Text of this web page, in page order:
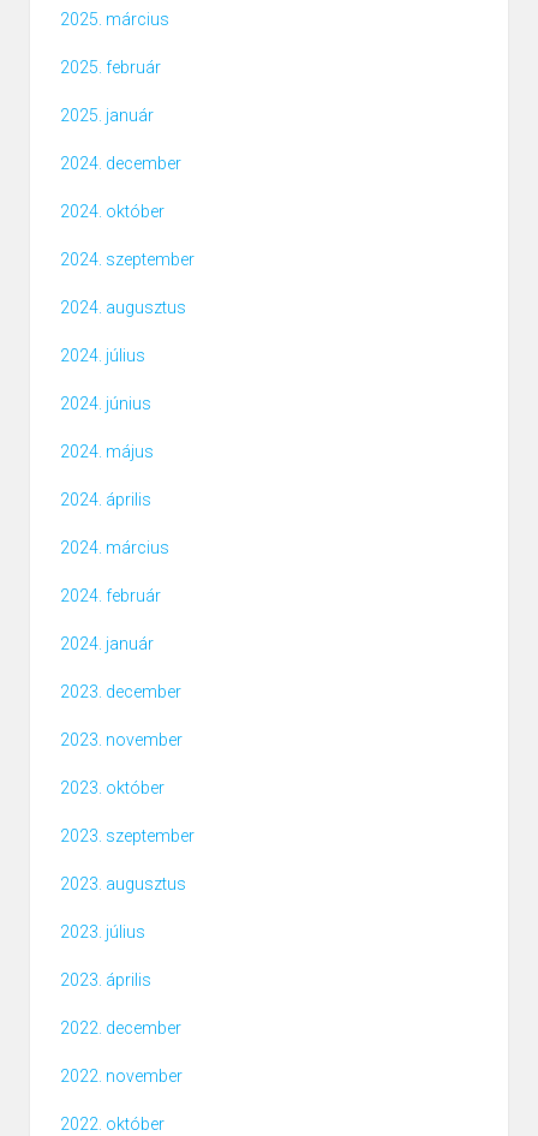
2025. március
2025. február
2025. január
2024. december
2024. október
2024. szeptember
2024. augusztus
2024. július
2024. június
2024. május
2024. április
2024. március
2024. február
2024. január
2023. december
2023. november
2023. október
2023. szeptember
2023. augusztus
2023. július
2023. április
2022. december
2022. november
2022. október